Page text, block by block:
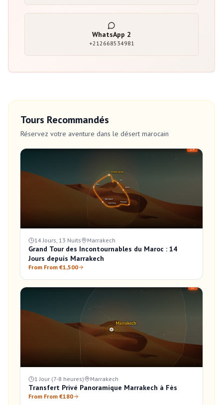
WhatsApp 2
+212668534981
Tours Recommandés
Réservez votre aventure dans le désert marocain
14 Jours, 13 Nuits Marrakech
Grand Tour des Incontournables du Maroc : 14
Jours depuis Marrakech
From From €1,500
1 Jour (7-8 heures) Marrakech
Transfert Privé Panoramique Marrakech à Fès
From From €180